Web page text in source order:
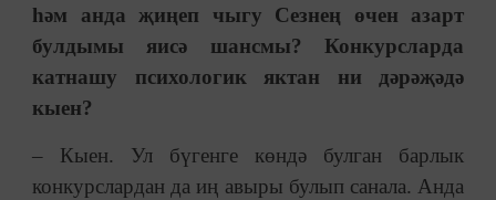
һәм анда җиңеп чыгу Сезнең өчен азарт
булдымы яисә шансмы? Конкурсларда
катнашу психологик яктан ни дәрәҗәдә
кыен?
– Кыен. Ул бүгенге көндә булган барлык
конкурслардан да иң авыры булып санала. Анда